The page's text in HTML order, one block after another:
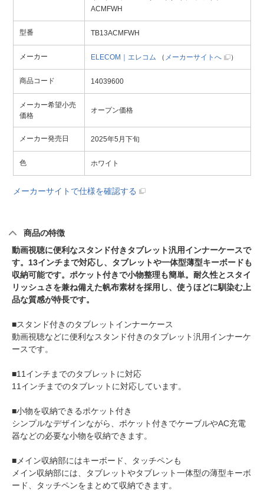
ACMFWH
型番 TB13ACMFWH
メーカー ELECOM｜エレコム （ メーカーサイトへ ）
商品コード 14039600
メーカー希望小売
価格
オープン価格
メーカー発売日 2025年5月下旬
色 ホワイト
メーカーサイトで仕様を確認する
商品の特徴
動画視聴に便利なスタンド付きタブレット汎用インナーケースで
す。13インチまで対応し、タブレットや一体型薄型キーボードも
収納可能です。ポケット付きで小物整理も簡単。耐久性とスタイ
リッシュさを兼ね備えた帆布素材を採用し、使うほどに馴染む上
品な質感が特長です。
■スタンド付きのタブレットインナーケース
動画視聴などに便利なスタンド付きのタブレット汎用インナーケ
ースです。
■11インチまでのタブレットに対応
11インチまでのタブレットに対応しています。
■小物を収納できるポケット付き
シンプルなデザインながら、ポケット付きでケーブルやAC充電
器などの必要な小物を収納できます。
■メイン収納部にはキーボード、タッチペンも
メイン収納部には、タブレットやタブレット一体型の薄型キーボ
ード、タッチペンをまとめて収納できます。